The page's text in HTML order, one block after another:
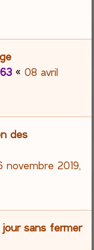
«08 avril
des
novembre 2019,
sans fermer